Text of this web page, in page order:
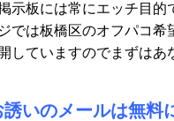
示板には常にエッチ目
では板橋区のオフパコ
していますのでまずは
いのメールは無料